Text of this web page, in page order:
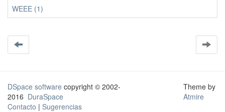
WEEE (1)
DSpace software copyright © 2002-
2016 DuraSpace
Contacto | Sugerencias
Theme by
Atmire